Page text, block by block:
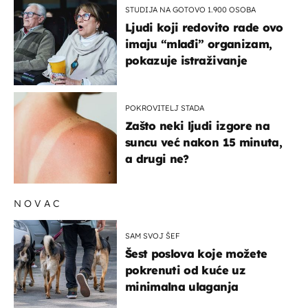
STUDIJA NA GOTOVO 1.900 OSOBA
Ljudi koji redovito rade ovo
imaju “mlađi” organizam,
pokazuje istraživanje
POKROVITELJ STADA
Zašto neki ljudi izgore na
suncu već nakon 15 minuta,
a drugi ne?
NOVAC
SAM SVOJ ŠEF
Šest poslova koje možete
pokrenuti od kuće uz
minimalna ulaganja